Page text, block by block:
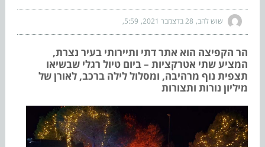
שוש להב 28 בדצמבר 2021 5:59
הר הקפיצה הוא אתר דתי ותיירותי בעיר נצרת,
המציע שתי אטרקציות – ביום טיול רגלי שבשיאו
תצפית נוף מרהיבה, ומסלול לילה ברכב, לאורן של
מיליון נורות ותצורות